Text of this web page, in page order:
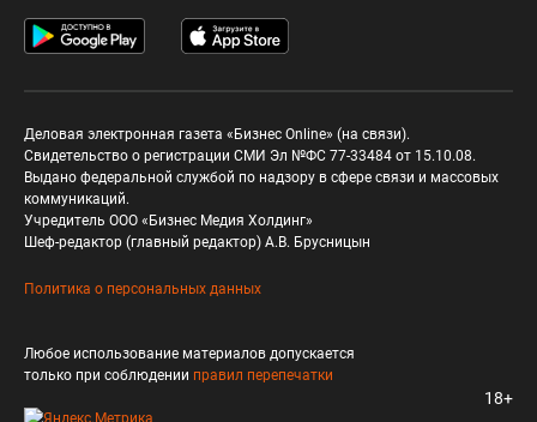
Деловая электронная газета «Бизнес Online» (на связи).
Свидетельство о регистрации СМИ Эл №ФС 77-33484 от 15.10.08.
Выдано федеральной службой по надзору в сфере связи и массовых
коммуникаций.
Учредитель ООО «Бизнес Медия Холдинг»
Шеф-редактор (главный редактор) А.В. Брусницын
Политика о персональных данных
Любое использование материалов допускается
только при соблюдении правил перепечатки
18+